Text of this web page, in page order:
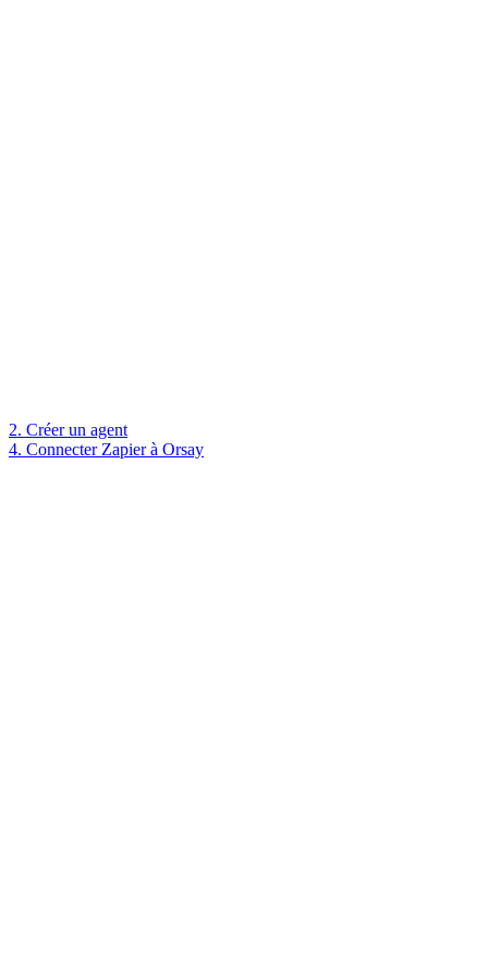
2. Créer un agent
4. Connecter Zapier à Orsay